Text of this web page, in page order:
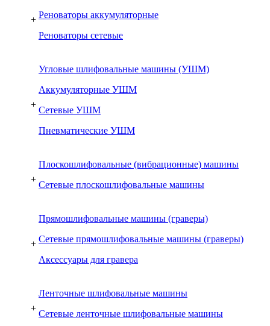
+ Реноваторы аккумуляторные
Реноваторы сетевые
+
Угловые шлифовальные машины (УШМ)
Аккумуляторные УШМ
Сетевые УШМ
Пневматические УШМ
+
Плоскошлифовальные (вибрационные) машины
Сетевые плоскошлифовальные машины
+
Прямошлифовальные машины (граверы)
Сетевые прямошлифовальные машины (граверы)
Аксессуары для гравера
+
Ленточные шлифовальные машины
Сетевые ленточные шлифовальные машины